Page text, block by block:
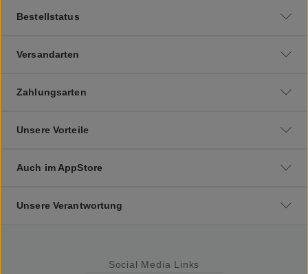
Bestellstatus
Versandarten
Zahlungsarten
Unsere Vorteile
Auch im AppStore
Unsere Verantwortung
Social Media Links